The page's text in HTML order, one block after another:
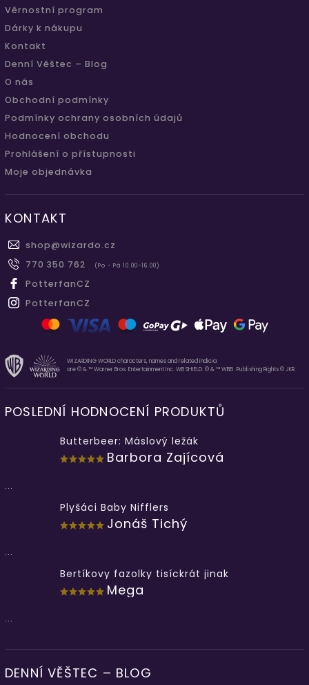
Věrnostní program
Dárky k nákupu
Kontakt
Denní Věštec – Blog
O nás
Obchodní podmínky
Podmínky ochrany osobních údajů
Hodnocení obchodu
Prohlášení o přístupnosti
Moje objednávka
KONTAKT
shop@wizardo.cz
770 350 762
(Po - Pá 10.00-16.00)
PotterfanCZ
PotterfanCZ
WIZARDING WORLD characters, names and related indicia
are © & ™ Warner Bros. Entertainment Inc. WB SHIELD: © & ™ WBEI. Publishing Rights © JKR.
POSLEDNÍ HODNOCENÍ PRODUKTŮ
Butterbeer: Máslový ležák
Barbora Zajícová
...
Plyšáci Baby Nifflers
Jonáš Tichý
...
Bertíkovy fazolky tisíckrát jinak
Mega
...
DENNÍ VĚŠTEC – BLOG